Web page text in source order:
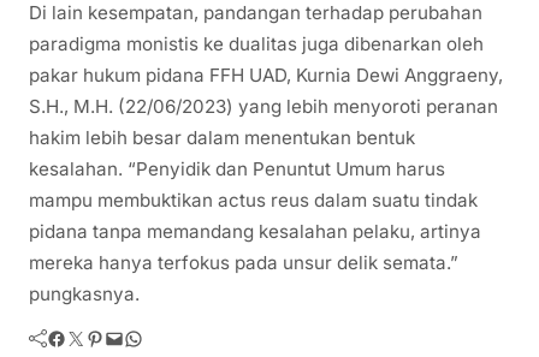
Di lain kesempatan, pandangan terhadap perubahan
paradigma monistis ke dualitas juga dibenarkan oleh
pakar hukum pidana FFH UAD, Kurnia Dewi Anggraeny,
S.H., M.H. (22/06/2023) yang lebih menyoroti peranan
hakim lebih besar dalam menentukan bentuk
kesalahan. “Penyidik dan Penuntut Umum harus
mampu membuktikan actus reus dalam suatu tindak
pidana tanpa memandang kesalahan pelaku, artinya
mereka hanya terfokus pada unsur delik semata.”
pungkasnya.
Facebook Twitter Pinterest Mail WhatsApp